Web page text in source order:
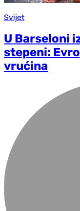
Svijet
U Barseloni
stepeni:
vrućina